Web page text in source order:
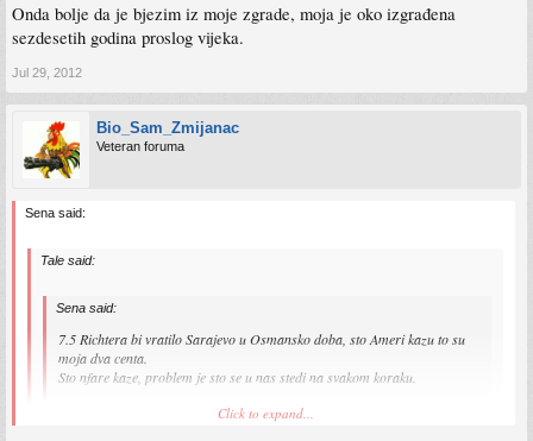
cementne mase, koje se koriste u modernoj niskogradnji i visokogradnji.
Onda bolje da je bjezim iz moje zgrade, moja je oko izgrađena
sezdesetih godina proslog vijeka.
Jul 29, 2012
Bio_Sam_Zmijanac
Veteran foruma
Sena said:
Tale said:
Sena said:
7.5 Richtera bi vratilo Sarajevo u Osmansko doba, sto Ameri kazu to su
moja dva centa.
Sto nfare kaze, problem je sto se u nas stedi na svakom koraku.
Samo da znate sve građevine građene od 1971, pa do danas imaju osnovnu
Click to expand...